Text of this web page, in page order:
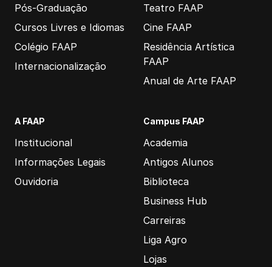
Pós-Graduação
Cursos Livres e Idiomas
Colégio FAAP
Internacionalização
Teatro FAAP
Cine FAAP
Residência Artística
FAAP
Anual de Arte FAAP
A FAAP
Institucional
Informações Legais
Ouvidoria
Campus FAAP
Academia
Antigos Alunos
Biblioteca
Business Hub
Carreiras
Liga Agro
Lojas